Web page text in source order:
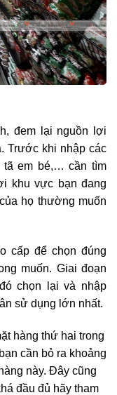
đem lại nguồn lợi
Trước khi nhập các
tã em bé,… cần tìm
khu vực bạn đang
họ thường muốn
cấp để chọn đúng
muốn. Giai đoạn
chọn lại và nhập
sử dụng lớn nhất.
hàng thứ hai trong
cần bỏ ra khoảng
này. Đây cũng
đầu đủ hãy tham